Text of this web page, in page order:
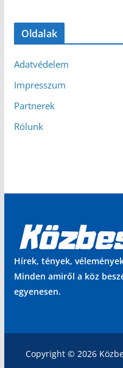
Oldalak
Adatvédelem
Impresszum
Partnerek
Rólunk
Hírek, tények,
Minden amiről a köz
egyenesen.
Copyright © 2026